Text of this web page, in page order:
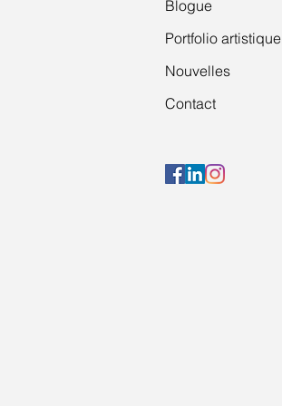
Blogue
Portfolio artistique
Nouvelles
Contact